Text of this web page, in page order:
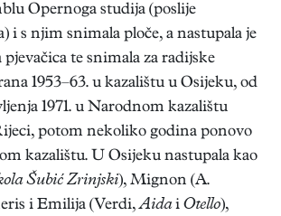
Opernoga studija (poslije
i s njim snimala ploče, a nastupala je
te snimala za radijske
1953–63. u kazalištu u Osijeku, od
1971. u Narodnom kazalištu
potom nekoliko godina ponovo
kazalištu. U Osijeku nastupala kao
Šubić Zrinjski), Mignon (A.
i Emilija (Verdi,Aidai Otello),